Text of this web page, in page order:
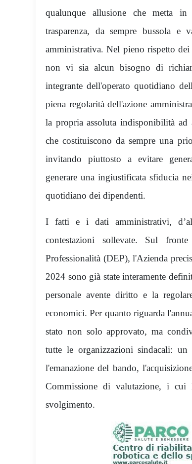
qualunque allusione che metta
trasparenza, da sempre bussola e
amministrativa.Nel pieno rispetto
non vi sia alcun bisogno di
integrante dell'operato quotidiano
piena regolarità dell'azione
la propria assoluta indisponibilità ad
che costituiscono da sempre una
invitando piuttosto a evitare
generare una ingiustificata sfiducia
quotidiano dei dipendenti.
I fatti e i dati amministrativi,
contestazioni sollevate. Sul
Professionalità (DEP), l'Azienda
2024 sono già state interamente
personale avente diritto e la
economici. Per quanto riguarda
stato non solo approvato, ma
tutte le organizzazioni sindacali:
l'emanazione del bando,
Commissione di valutazione, i cui
svolgimento.